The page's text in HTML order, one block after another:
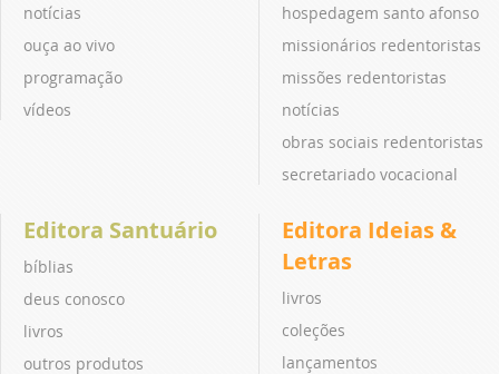
notícias
ouça ao vivo
programação
vídeos
hospedagem santo afonso
missionários redentoristas
missões redentoristas
notícias
obras sociais redentoristas
secretariado vocacional
Editora Santuário
bíblias
deus conosco
livros
outros produtos
Editora Ideias &
Letras
livros
coleções
lançamentos